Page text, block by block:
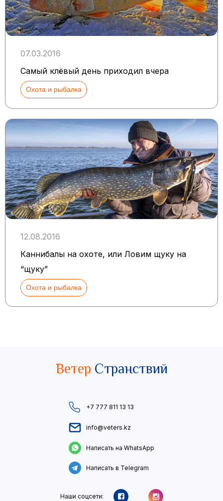
07.03.2016
Самый клёвый день приходил вчера
Охота и рыбалка
12.08.2016
Каннибалы на охоте, или Ловим щуку на
“щуку”
Охота и рыбалка
Ветер Странствий
+7 777 811 13 13
info@veters.kz
Написать на WhatsApp
Написать в Telegram
Наши соцсети: